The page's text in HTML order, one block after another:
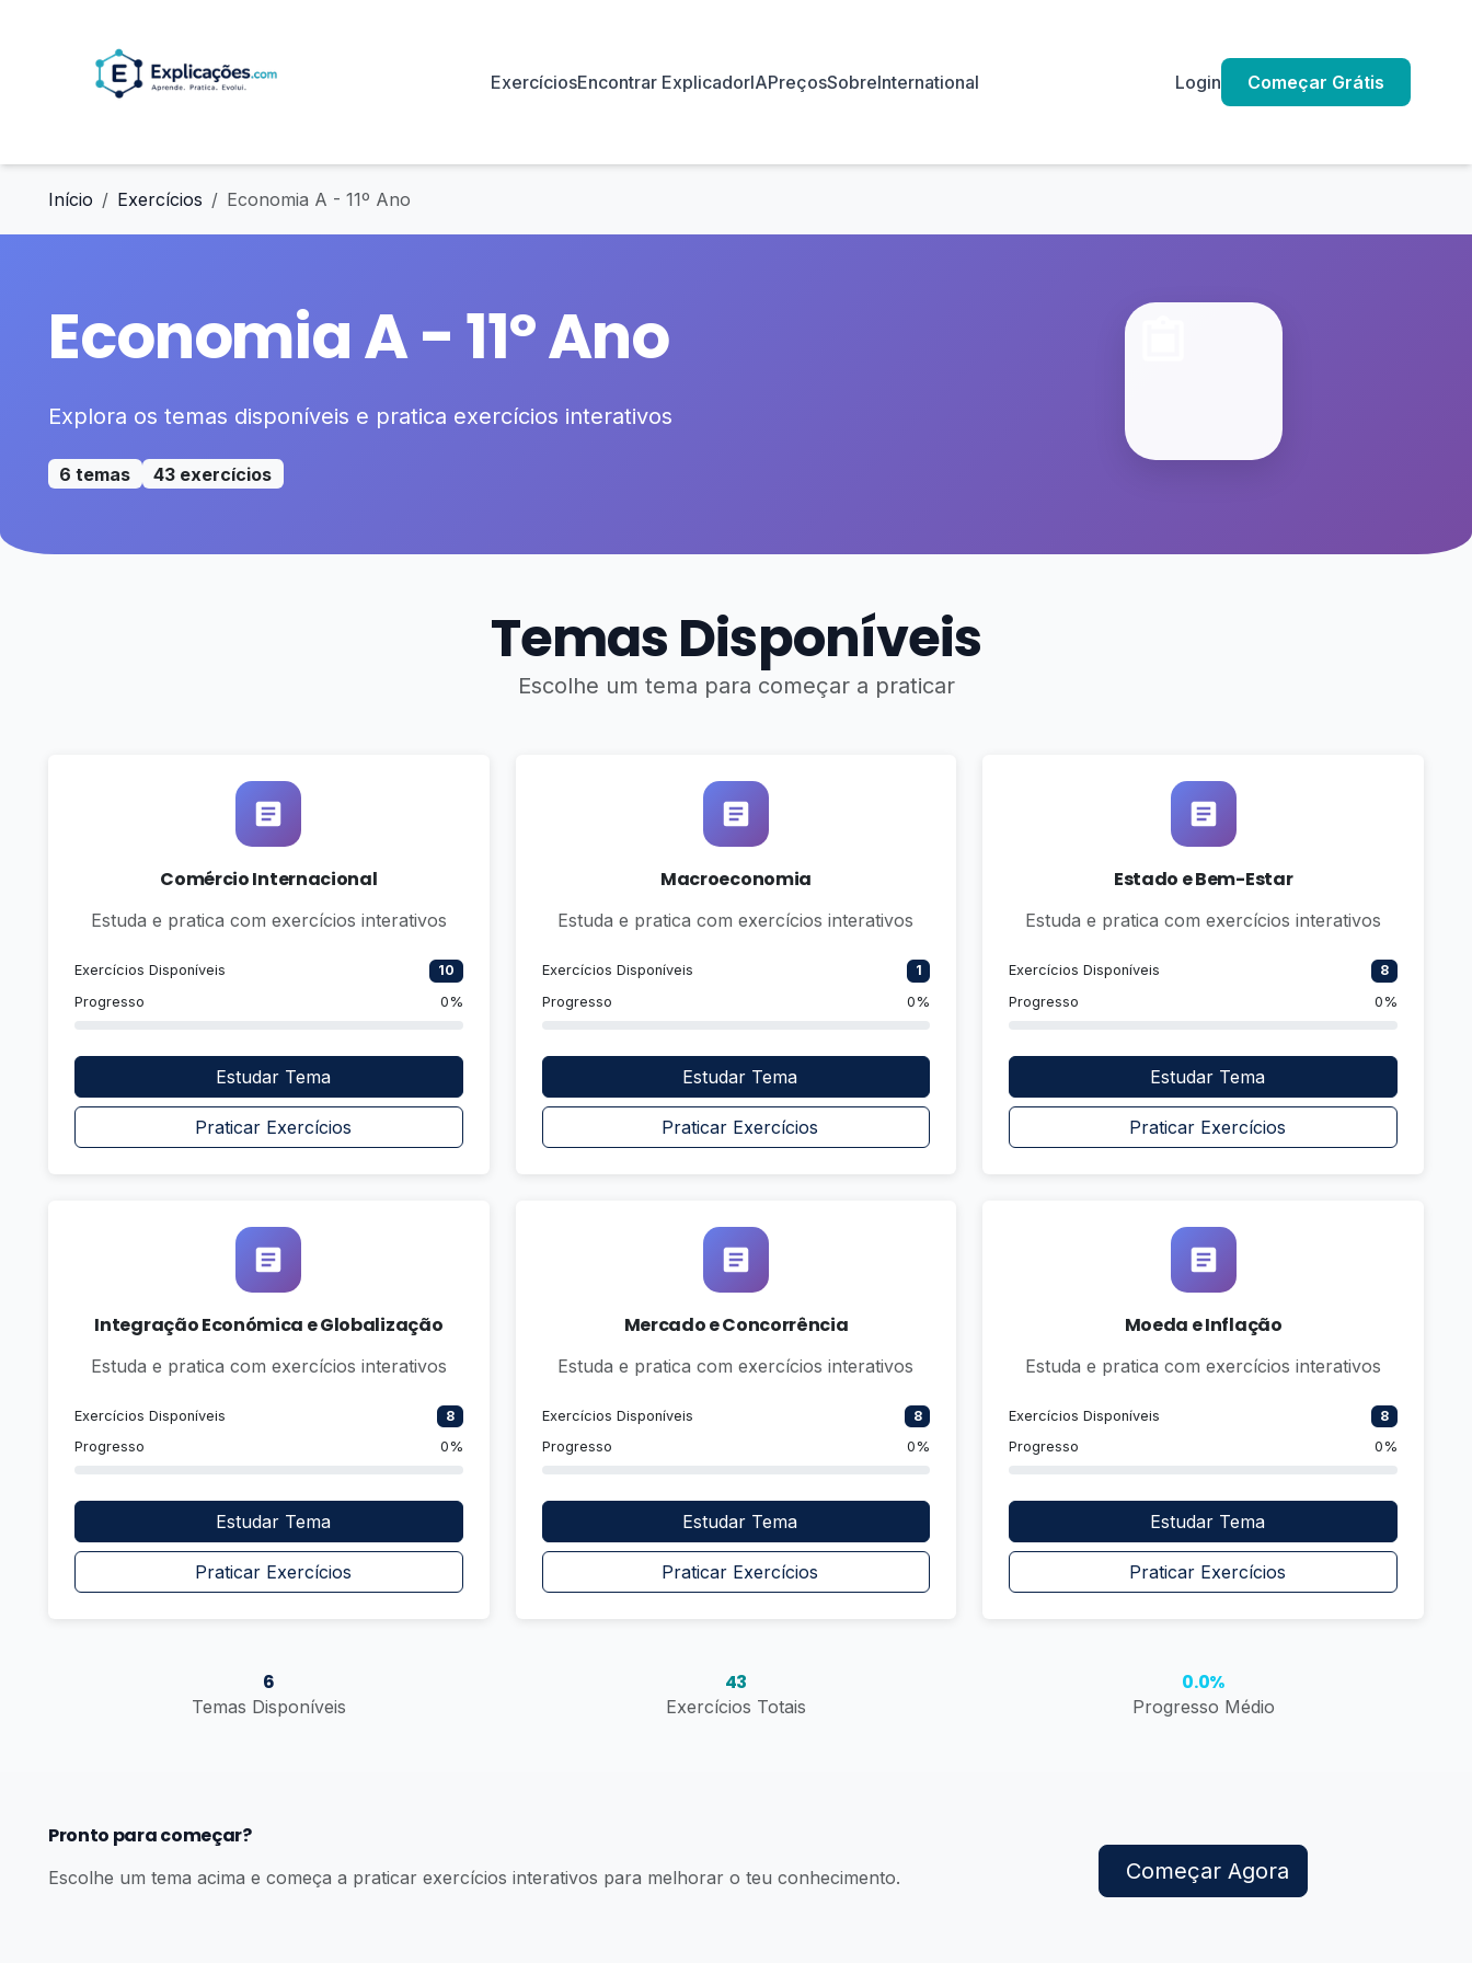
ExercíciosEncontrar ExplicadorIAPreçosSobreInternational Login Começar Grátis
Início Exercícios Economia A - 11º Ano
Economia A - 11º Ano
Explora os temas disponíveis e pratica exercícios interativos
6 temas 43 exercícios
Temas Disponíveis
Escolhe um tema para começar a praticar
Comércio Internacional
Estuda e pratica com exercícios interativos
Exercícios Disponíveis
10
Progresso
0%
Estudar Tema
Praticar Exercícios
Macroeconomia
Estuda e pratica com exercícios interativos
Exercícios Disponíveis
1
Progresso
0%
Estudar Tema
Praticar Exercícios
Estado e Bem-Estar
Estuda e pratica com exercícios interativos
Exercícios Disponíveis
8
Progresso
0%
Estudar Tema
Praticar Exercícios
Integração Económica e Globalização
Estuda e pratica com exercícios interativos
Exercícios Disponíveis
8
Progresso
0%
Estudar Tema
Praticar Exercícios
Mercado e Concorrência
Estuda e pratica com exercícios interativos
Exercícios Disponíveis
8
Progresso
0%
Estudar Tema
Praticar Exercícios
Moeda e Inflação
Estuda e pratica com exercícios interativos
Exercícios Disponíveis
8
Progresso
0%
Estudar Tema
Praticar Exercícios
6
Temas Disponíveis
43
Exercícios Totais
0.0%
Progresso Médio
Pronto para começar?
Escolhe um tema acima e começa a praticar exercícios interativos para melhorar o teu conhecimento. Começar Agora